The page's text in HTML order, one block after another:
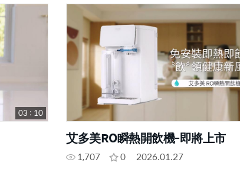
03 : 10
艾多美RO瞬熱開飲機-即將上市
1,707 0 2026.01.27